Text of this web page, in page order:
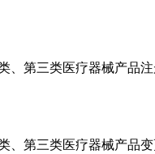
三类医疗器械产品
三类医疗器械产品